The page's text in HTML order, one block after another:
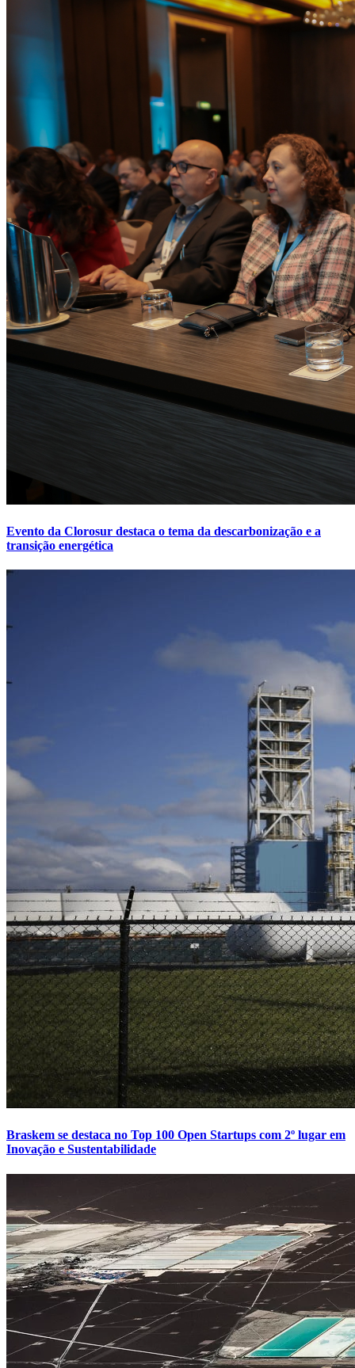
Evento da Clorosur destaca o tema da descarbonização e a
transição energética
Braskem se destaca no Top 100 Open Startups com 2º lugar em
Inovação e Sustentabilidade